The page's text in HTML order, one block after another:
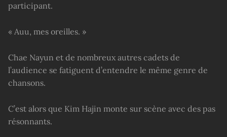
participant.
« Auu, mes oreilles. »
Chae Nayun et de nombreux autres cadets de
l’audience se fatiguent d’entendre le même genre de
chansons.
C’est alors que Kim Hajin monte sur scène avec des pas
résonnants.